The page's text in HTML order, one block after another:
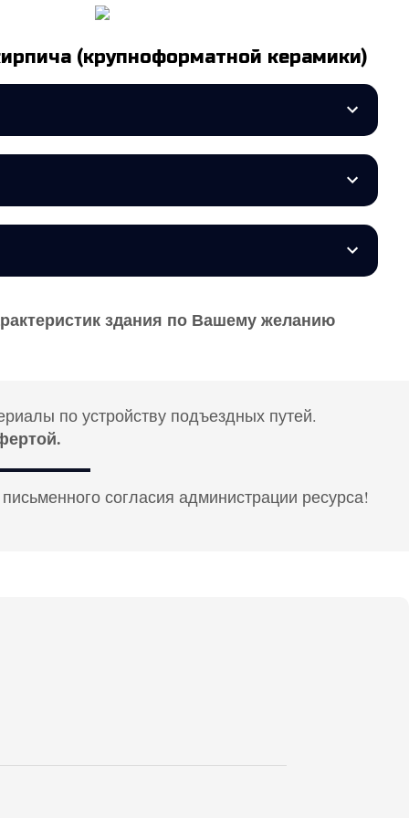
(крупноформатной керамики)
здания по Вашему желанию
по устройству подъездных путей.
согласия администрации ресурса!